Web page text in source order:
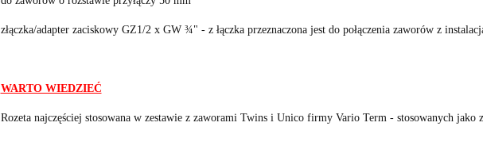
złączka/adapter zaciskowy GZ1/2 x GW ¾" - z łączka przeznaczona jest do połączenia zaworów z
WARTO WIEDZIEĆ
Rozeta najczęściej stosowana w zestawie z zaworami Twins i Unico firmy Vario Term - stosowanych jako